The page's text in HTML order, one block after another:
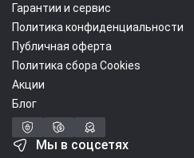
Гарантии и сервис
Политика конфиденциальности
Публичная оферта
Политика сбора Cookies
Акции
Блог
Мы в соцсетях